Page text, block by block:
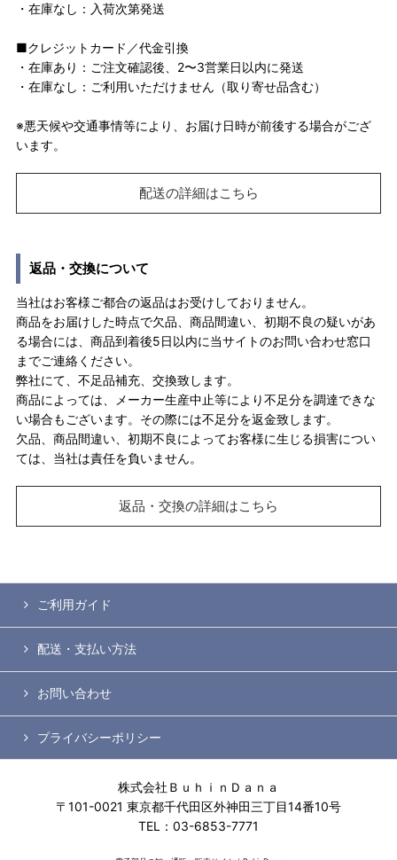
・在庫なし：入荷次第発送
■クレジットカード／代金引換
・在庫あり：ご注文確認後、2〜3営業日以内に発送
・在庫なし：ご利用いただけません（取り寄せ品含む）
※悪天候や交通事情等により、お届け日時が前後する場合がござ
います。
配送の詳細はこちら
返品・交換について
当社はお客様ご都合の返品はお受けしておりません。
商品をお届けした時点で欠品、商品間違い、初期不良の疑いがあ
る場合には、商品到着後5日以内に当サイトのお問い合わせ窓口
までご連絡ください。
弊社にて、不足品補充、交換致します。
商品によっては、メーカー生産中止等により不足分を調達できな
い場合もございます。その際には不足分を返金致します。
欠品、商品間違い、初期不良によってお客様に生じる損害につい
ては、当社は責任を負いません。
返品・交換の詳細はこちら
ご利用ガイド
配送・支払い方法
お問い合わせ
プライバシーポリシー
株式会社ＢｕｈｉｎＤａｎａ
〒101-0021 東京都千代田区外神田三丁目14番10号
TEL：03-6853-7771